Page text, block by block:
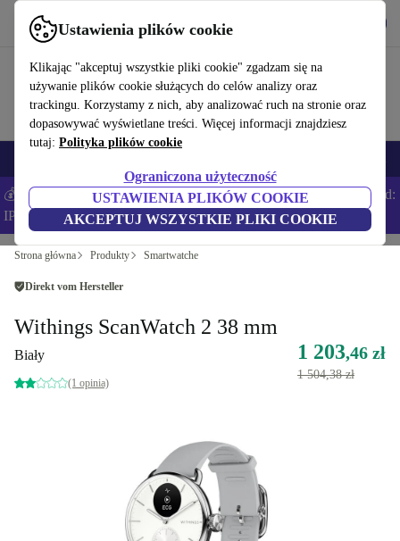
Ustawienia plików cookie
Klikając "akceptuj wszystkie pliki cookie" zgadzam się na
używanie plików cookie służących do celów analizy oraz
trackingu. Korzystamy z nich, aby analizować ruch na stronie oraz
dopasowywać wyświetlane treści. Więcej informacji znajdziesz
tutaj: Polityka plików cookie
Ograniczona użyteczność
USTAWIENIA PLIKÓW COOKIE
AKCEPTUJ WSZYSTKIE PLIKI COOKIE
Korzystaj z refurbed szybko i łatwo
💰Zaoszczędź DODATKOWE 5% na wszystkich iPhone’ach – Kod:
IPHONEDEAL –Regulamin
Strona główna Produkty Smartwatche
Direkt vom Hersteller
Withings ScanWatch 2 38 mm
Biały
(1 opinia)
1 203,46 zł
1 504,38 zł